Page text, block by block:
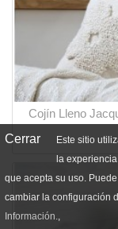
Cerrar
Este sitio
la
que acepta su uso.
cambiar la configuración
Información.,
Cojín Lleno